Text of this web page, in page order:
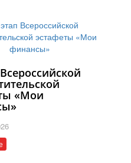
«Мои